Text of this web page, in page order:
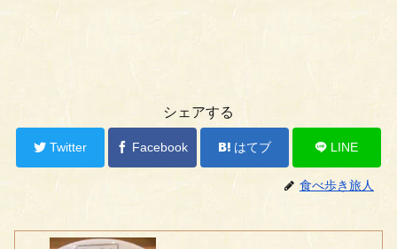
シェアする
Twitter Facebook はてブ LINE
食べ歩き旅人